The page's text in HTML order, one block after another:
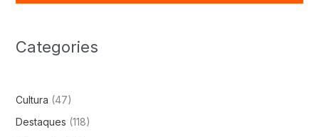
Categories
Cultura (47)
Destaques (118)